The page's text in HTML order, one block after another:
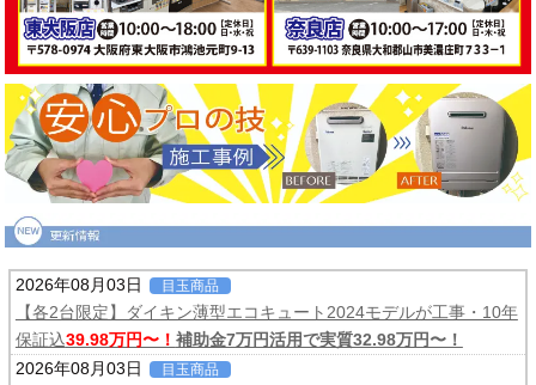
2026年08月03日 目玉商品
【各2台限定】ダイキン薄型エコキュート2024モデルが工事・10年
保証込39.98万円〜！ 補助金7万円活用で実質32.98万円〜！
2026年08月03日
目玉商品